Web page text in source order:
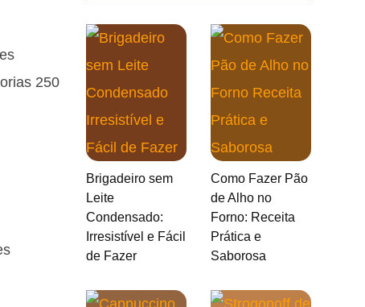
250
Brigadeiro sem
Leite
Condensado:
Irresistível e Fácil
de Fazer
Como Fazer Pão
de Alho no
Forno: Receita
Prática e
Saborosa